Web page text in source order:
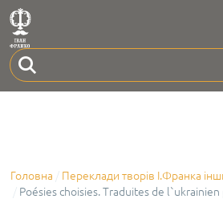
Головна
Переклади творів І.Франка
Poésies choisies. Traduites de l`ukrainien